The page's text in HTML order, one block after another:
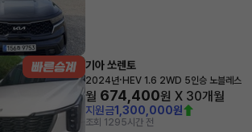
기아 쏘렌토
2024년· HEV 1.6 2WD 5인승 노블레스
월 674,400원 X 30개월
지원금1,300,000원
조회 1295시간 전